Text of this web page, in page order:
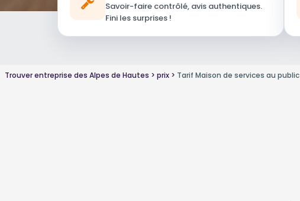
Savoir-faire contrôlé, avis authentiques.
Fini les surprises !
Trouver entreprise des Alpes de Hautes prix Tarif Maison de services au public